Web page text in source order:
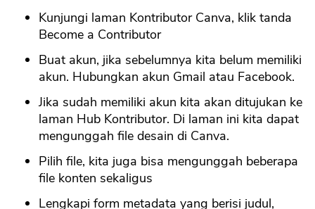
Kunjungi laman Kontributor Canva, klik tanda
Become a Contributor
Buat akun, jika sebelumnya kita belum memiliki
akun. Hubungkan akun Gmail atau Facebook.
Jika sudah memiliki akun kita akan ditujukan ke
laman Hub Kontributor. Di laman ini kita dapat
mengunggah file desain di Canva.
Pilih file, kita juga bisa mengunggah beberapa
file konten sekaligus
Lengkapi form metadata yang berisi judul,